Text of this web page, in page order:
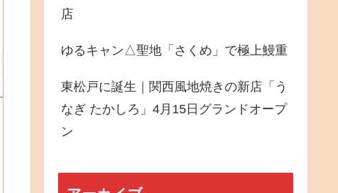
店
ゆるキャン△聖地「さくめ」で極上鰻重
東松戸に誕生｜関西風地焼きの新店「う
なぎ たかしろ」4月15日グランドオープ
ン